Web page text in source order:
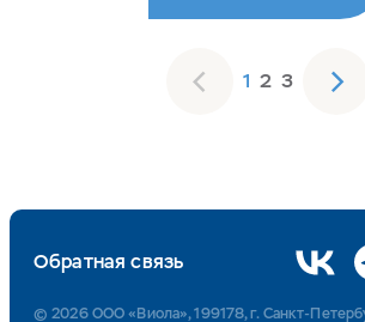
1 2 3
Обратная связь
© 2026 ООО «Виола», 199178, г. Санкт-